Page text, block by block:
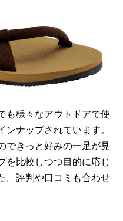
も様々なアウトドアで使
ンナップされています。
できっと好みの一足が見
を比較しつつ目的に応じ
。評判や口コミも合わせ